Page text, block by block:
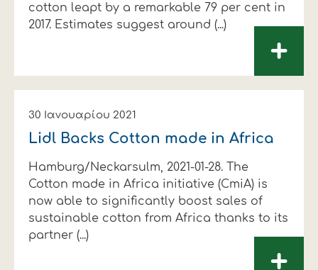
cotton leapt by a remarkable 79 per cent in
2017. Estimates suggest around (...)
+
30 Ιανουαρίου 2021
Lidl Backs Cotton made in Africa
Hamburg/Neckarsulm, 2021-01-28. The
Cotton made in Africa initiative (CmiA) is
now able to significantly boost sales of
sustainable cotton from Africa thanks to its
partner (...)